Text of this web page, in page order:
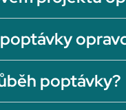
poptávky?